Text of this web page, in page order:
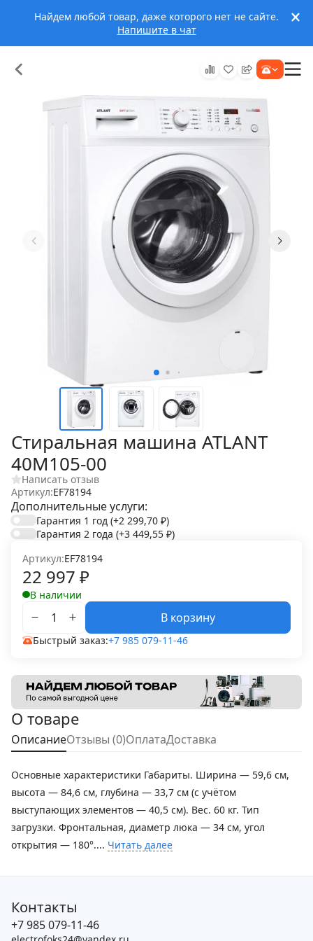
Найдем любой товар, даже которого нет не сайте.
Напишите в чат
Стиральная машина ATLANT
40М105-00
Написать отзыв
Артикул:EF78194
Дополнительные услуги:
Гарантия 1 год (+2 299,70 ₽)
Гарантия 2 года (+3 449,55 ₽)
Артикул:EF78194
22 997 ₽
В наличии
В корзину
Быстрый заказ:+7 985 079-11-46
О товаре
ОписаниеОтзывы (0)ОплатаДоставка
Основные характеристики Габариты. Ширина — 59,6 см,
высота — 84,6 см, глубина — 33,7 см (с учётом
выступающих элементов — 40,5 см). Вес. 60 кг. Тип
загрузки. Фронтальная, диаметр люка — 34 см, угол
открытия — 180°.... Читать далее
Контакты
+7 985 079-11-46